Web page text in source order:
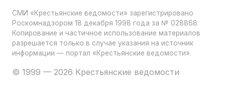
СМИ «Крестьянские ведомости» зарегистрировано
Роскомнадзором 18 декабря 1998 года за № 028868
Копирование и частичное использование материалов
разрешается только в случае указания на источник
информации — портал «Крестьянские ведомости».
© 1999 — 2026 Крестьянские ведомости